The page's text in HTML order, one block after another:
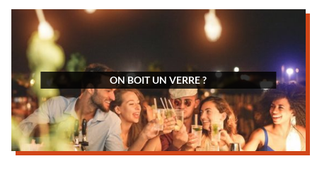
ON BOIT UN VERRE ?